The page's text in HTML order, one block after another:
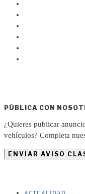
PÚBLICA CON
¿Quieres publicar
vehículos? Completa
ENVIAR AVISO